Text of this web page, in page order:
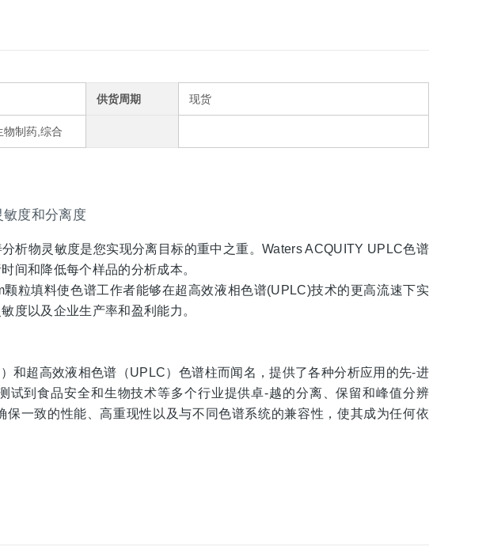
供货周期 现货
物制药,综合
度和分离度
析物灵敏度是您实现分离目标的重中之重。Waters ACQUITY UPLC色谱
间和降低每个样品的分析成本。
粒填料使色谱工作者能够在超高效液相色谱(UPLC)技术的更高流速下实
度以及企业生产率和盈利能力。
和超高效液相色谱（UPLC）色谱柱而闻名，提供了各种分析应用的先-进
试到食品安全和生物技术等多个行业提供卓-越的分离、保留和峰值分辨
一致的性能、高重现性以及与不同色谱系统的兼容性，使其成为任何依